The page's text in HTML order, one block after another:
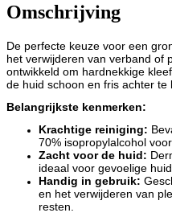
Omschrijving
De perfecte keuze voor een
het verwijderen van verband of
ontwikkeld om hardnekkige
de huid schoon en fris achter te
Belangrijkste kenmerken:
Krachtige reiniging:
70% isopropylalcohol
Zacht voor de huid:
ideaal voor gevoelige
Handig in gebruik:
en het verwijderen van
resten.